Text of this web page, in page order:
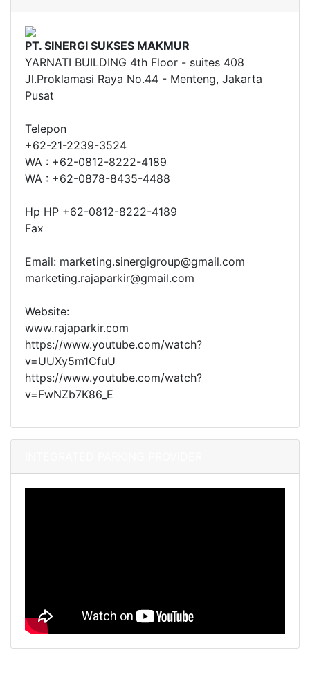
PT. SINERGI SUKSES MAKMUR
YARNATI BUILDING 4th Floor - suites 408
Jl.Proklamasi Raya No.44 - Menteng, Jakarta
Pusat
Telepon
+62-21-2239-3524
WA : +62-0812-8222-4189
WA : +62-0878-8435-4488
Hp HP +62-0812-8222-4189
Fax
Email: marketing.sinergigroup@gmail.com
marketing.rajaparkir@gmail.com
Website:
www.rajaparkir.com
https://www.youtube.com/watch?
v=UUXy5m1CfuU
https://www.youtube.com/watch?
v=FwNZb7K86_E